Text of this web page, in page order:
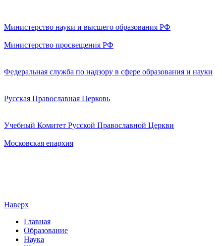
Министерство науки и высшего образования РФ
Министерство просвещения РФ
Федеральная служба по надзору в сфере образования и науки
Русская Православная Церковь
Учебный Комитет Русской Православной Церкви
Московская епархия
Наверх
Главная
Образование
Наука